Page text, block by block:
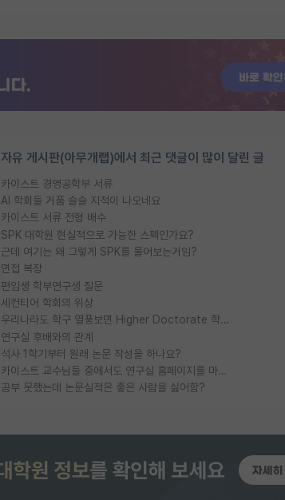
자유 게시판(아무개랩)에서 최근 댓글이 많이 달린 글
카이스트 경영공학부 서류
AI 학회들 거품 슬슬 지적이 나오네요
카이스트 서류 전형 배수
SPK 대학원 현실적으로 가능한 스펙인가요?
근데 여기는 왜 그렇게 SPK를 물어보는거임?
면접 복장
편입생 학부연구생 질문
세컨티어 학회의 위상
우리나라도 학구 열풍보면 Higher Doctorate 학위가 필요하다고 봅니다.
연구실 후배와의 관계
석사 1학기부터 원래 논문 작성을 하나요?
카이스트 교수님들 중에서도 연구실 홈페이지를 마련 안 하신 분들이 계시던데
공부 못했는데 논문실적은 좋은 사람을 싫어함?